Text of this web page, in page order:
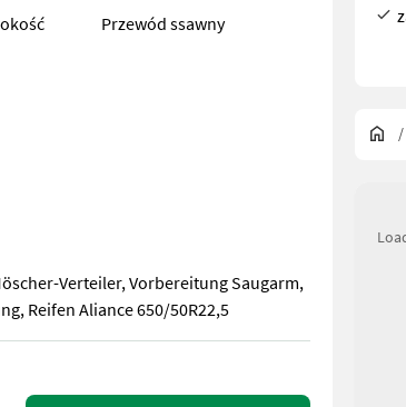
Przewód ssawny
Verteiler, Vorbereitung Saugarm,
Reifen Aliance 650/50R22,5
Verteiler, Vorbereitung Saugarm,
/